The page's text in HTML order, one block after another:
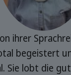
ihrer
begeistert
Sie lobt die